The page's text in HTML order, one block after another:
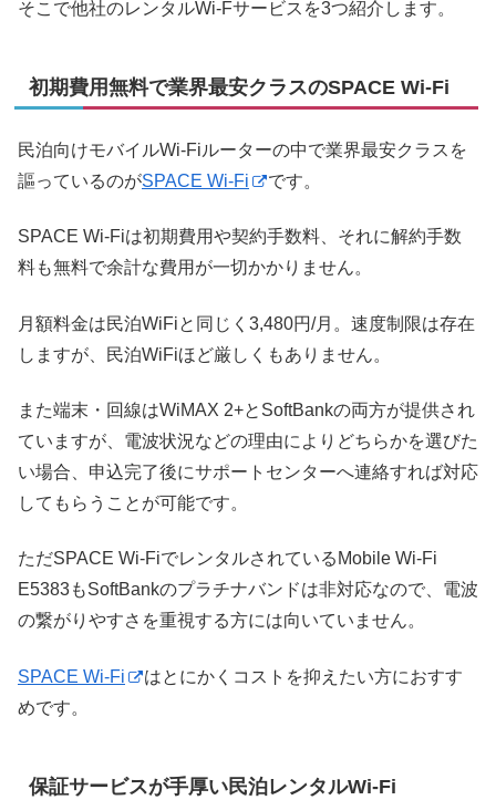
そこで他社のレンタルWi-Fサービスを3つ紹介します。
初期費用無料で業界最安クラスのSPACE Wi-Fi
民泊向けモバイルWi-Fiルーターの中で業界最安クラスを
謳っているのがSPACE Wi-Fi です。
SPACE Wi-Fiは初期費用や契約手数料、それに解約手数
料も無料で余計な費用が一切かかりません。
月額料金は民泊WiFiと同じく3,480円/月。速度制限は存在
しますが、民泊WiFiほど厳しくもありません。
また端末・回線はWiMAX 2+とSoftBankの両方が提供され
ていますが、電波状況などの理由によりどちらかを選びた
い場合、申込完了後にサポートセンターへ連絡すれば対応
してもらうことが可能です。
ただSPACE Wi-FiでレンタルされているMobile Wi-Fi
E5383もSoftBankのプラチナバンドは非対応なので、電波
の繋がりやすさを重視する方には向いていません。
SPACE Wi-Fi
はとにかくコストを抑えたい方におすす
めです。
保証サービスが手厚い民泊レンタルWi-Fi